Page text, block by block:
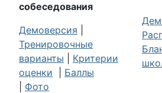
собеседования
Демоверсия
Тренировочные
варианты
Критерии
оценки
Баллы
Фото